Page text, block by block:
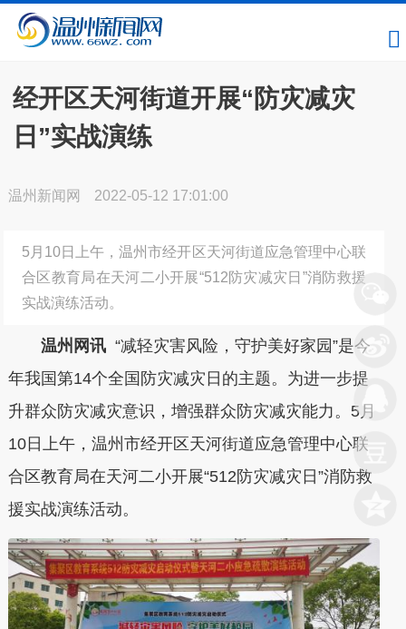
经开区天河街道开展“防灾减灾
日”实战演练
温州新闻网 2022-05-12 17:01:00
5月10日上午，温州市经开区天河街道应急管理中心联
合区教育局在天河二小开展“512防灾减灾日”消防救援
实战演练活动。
温州网讯“减轻灾害风险，守护美好家园”是今
年我国第14个全国防灾减灾日的主题。为进一步提
升群众防灾减灾意识，增强群众防灾减灾能力。5月
10日上午，温州市经开区天河街道应急管理中心联
合区教育局在天河二小开展“512防灾减灾日”消防救
援实战演练活动。